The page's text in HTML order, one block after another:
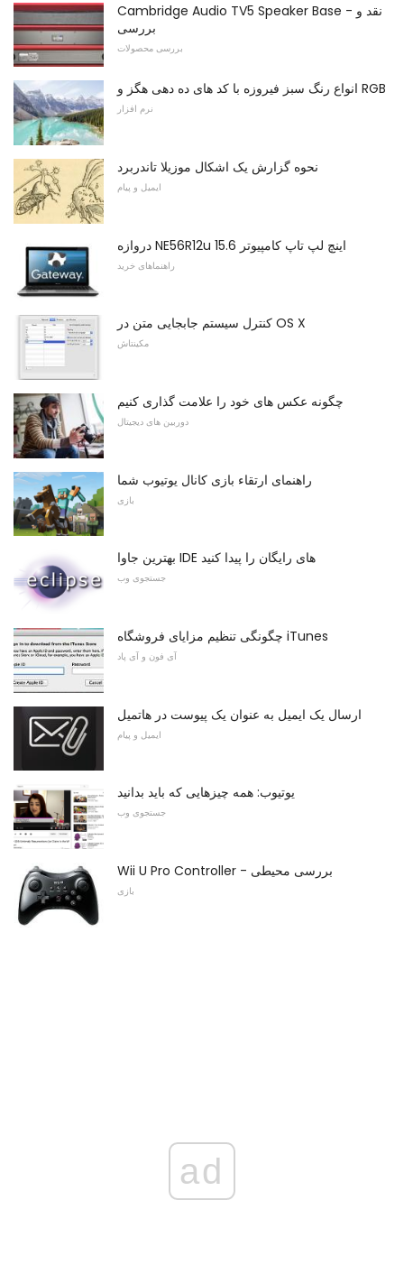
Cambridge Audio TV5 Speaker Base - نقد و
بررسی
بررسی محصولات
انواع رنگ سبز فیروزه با کد های ده دهی هگز و RGB
نرم افزار
نحوه گزارش یک اشکال موزیلا تاندربرد
ایمیل و پیام
دروازه NE56R12u 15.6 اینچ لپ تاپ کامپیوتر
راهنماهای خرید
کنترل سیستم جابجایی متن در OS X
مکینتاش
چگونه عکس های خود را علامت گذاری کنیم
دوربین های دیجیتال
راهنمای ارتقاء بازی کانال یوتیوب شما
بازی
بهترین جاوا IDE های رایگان را پیدا کنید
جستجوی وب
چگونگی تنظیم مزایای فروشگاه iTunes
آی فون و آی پاد
ارسال یک ایمیل به عنوان یک پیوست در هاتمیل
ایمیل و پیام
یوتیوب: همه چیزهایی که باید بدانید
جستجوی وب
Wii U Pro Controller - بررسی محیطی
بازی
ad